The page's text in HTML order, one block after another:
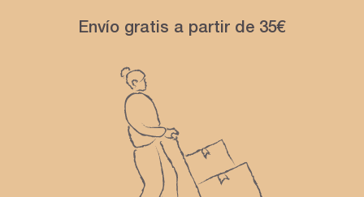
Envío gratis a partir de 35€